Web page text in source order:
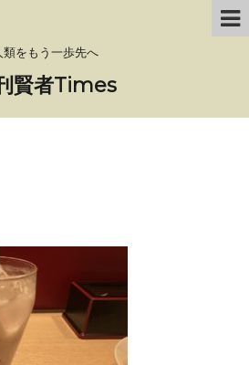
類をもう一歩先へ
賢者Times